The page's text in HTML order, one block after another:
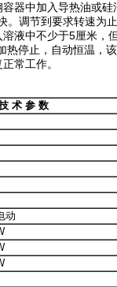
器中加入导热油或
调节到要求转速为止
液中不少于5厘米，
停止，自动恒温，
常工作。
术 参 数
动